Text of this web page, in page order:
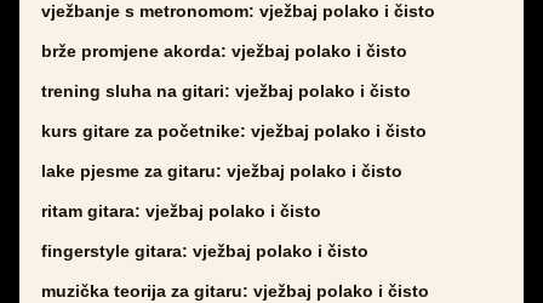
vježbanje s metronomom: vježbaj polako i čisto
brže promjene akorda: vježbaj polako i čisto
trening sluha na gitari: vježbaj polako i čisto
kurs gitare za početnike: vježbaj polako i čisto
lake pjesme za gitaru: vježbaj polako i čisto
ritam gitara: vježbaj polako i čisto
fingerstyle gitara: vježbaj polako i čisto
muzička teorija za gitaru: vježbaj polako i čisto